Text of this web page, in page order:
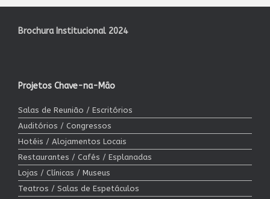
Brochura Institucional 2024
Projetos Chave-na-Mão
Salas de Reunião / Escritórios
Auditórios / Congressos
Hotéis / Alojamentos Locais
Restaurantes / Cafés / Esplanadas
Lojas / Clínicas / Museus
Teatros / Salas de Espetáculos